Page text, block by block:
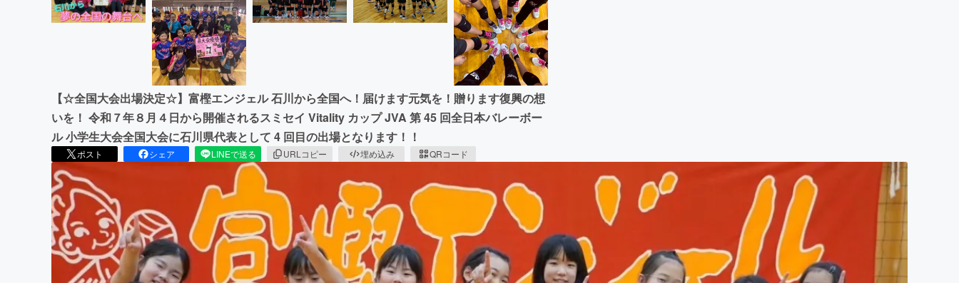
【☆全国大会出場決定☆】富樫エンジェル 石川から全国へ！届けます元気を！贈ります復興の想
いを！ 令和７年８月４日から開催されるスミセイ Vitality カップ JVA 第 45 回全日本バレーボー
ル 小学生大会全国大会に石川県代表として 4 回目の出場となります！！
ポスト シェア LINEで送る URLコピー 埋め込み QRコード